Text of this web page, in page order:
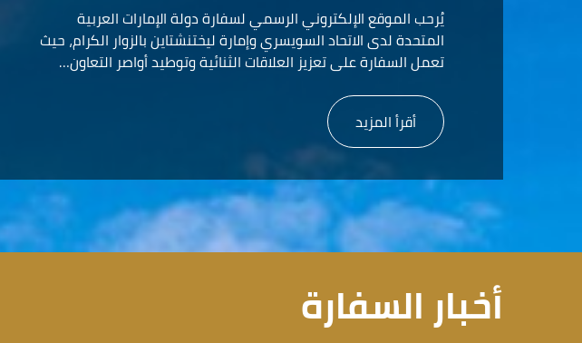
يُرحب الموقع الإلكتروني الرسمي لسفارة دولة الإمارات العربية
المتحدة لدى الاتحاد السويسري وإمارة ليختنشتاين بالزوار الكرام، حيث
تعمل السفارة على تعزيز العلاقات الثنائية وتوطيد أواصر التعاون…
أقرأ المزيد
أخبار السفارة